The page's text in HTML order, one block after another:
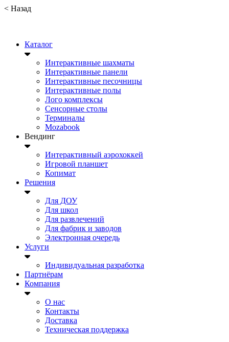
< Назад
Каталог
Интерактивные шахматы
Интерактивные панели
Интерактивные песочницы
Интерактивные полы
Лого комплексы
Сенсорные столы
Терминалы
Mozabook
Вендинг
Интерактивный аэрохоккей
Игровой планшет
Копимат
Решения
Для ДОУ
Для школ
Для развлечений
Для фабрик и заводов
Электронная очередь
Услуги
Индивидуальная разработка
Партнёрам
Компания
О нас
Контакты
Доставка
Техническая поддержка